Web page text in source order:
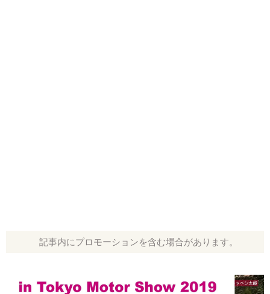
記事内にプロモーションを含む場合があります。